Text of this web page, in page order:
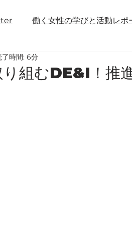
働く女性の学びと活動レポ
り組むDE&I！推
了時間: 6分